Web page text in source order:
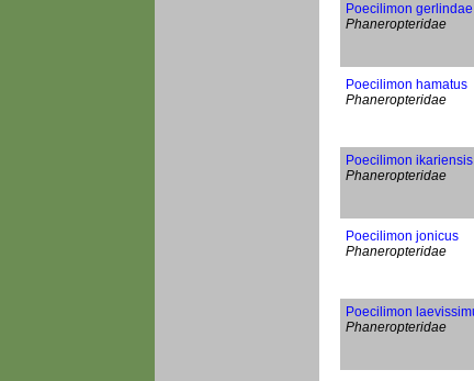
Poecilimon gerlindae
Phaneropteridae
Poecilimon hamatus
Phaneropteridae
Poecilimon ikariensis
Phaneropteridae
Poecilimon jonicus
Phaneropteridae
Poecilimon
Phaneropteridae